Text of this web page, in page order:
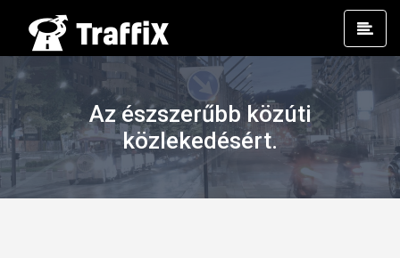
Az észszerűbb közúti
közlekedésért.